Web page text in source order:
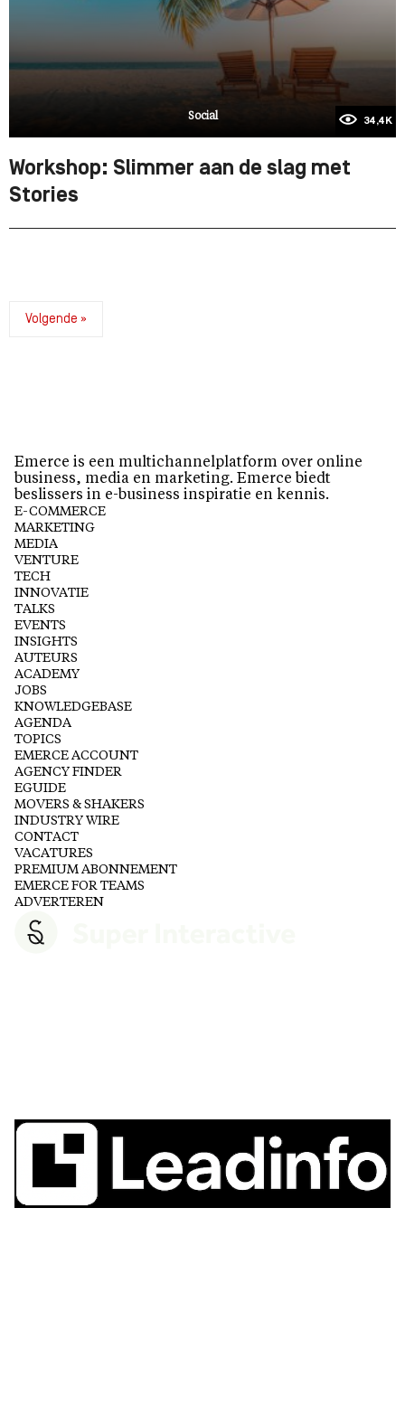
Social 34,4K
Workshop: Slimmer aan de slag met
Stories
Volgende »
Emerce is een multichannelplatform over online
business, media en marketing. Emerce biedt
beslissers in e-business inspiratie en kennis.
E-COMMERCE
MARKETING
MEDIA
VENTURE
TECH
INNOVATIE
TALKS
EVENTS
INSIGHTS
AUTEURS
ACADEMY
JOBS
KNOWLEDGEBASE
AGENDA
TOPICS
EMERCE ACCOUNT
AGENCY FINDER
EGUIDE
MOVERS & SHAKERS
INDUSTRY WIRE
CONTACT
VACATURES
PREMIUM ABONNEMENT
EMERCE FOR TEAMS
ADVERTEREN